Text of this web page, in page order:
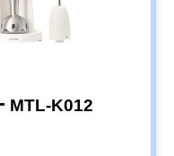
MTL-K012